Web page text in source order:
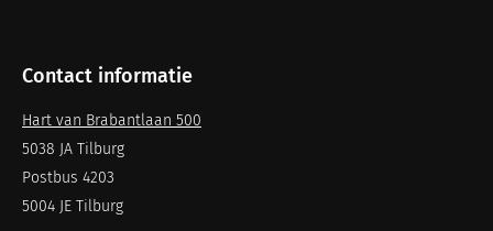
Contact informatie
Hart van Brabantlaan 500
5038 JA Tilburg
Postbus 4203
5004 JE Tilburg